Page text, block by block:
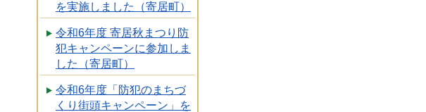
を実施しました（寄居町）
令和6年度 寄居秋まつり防
犯キャンペーンに参加しま
した（寄居町）
令和6年度「防犯のまちづ
くり街頭キャンペーン」を